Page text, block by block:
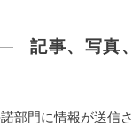
記事、写真
部門に情報が送信